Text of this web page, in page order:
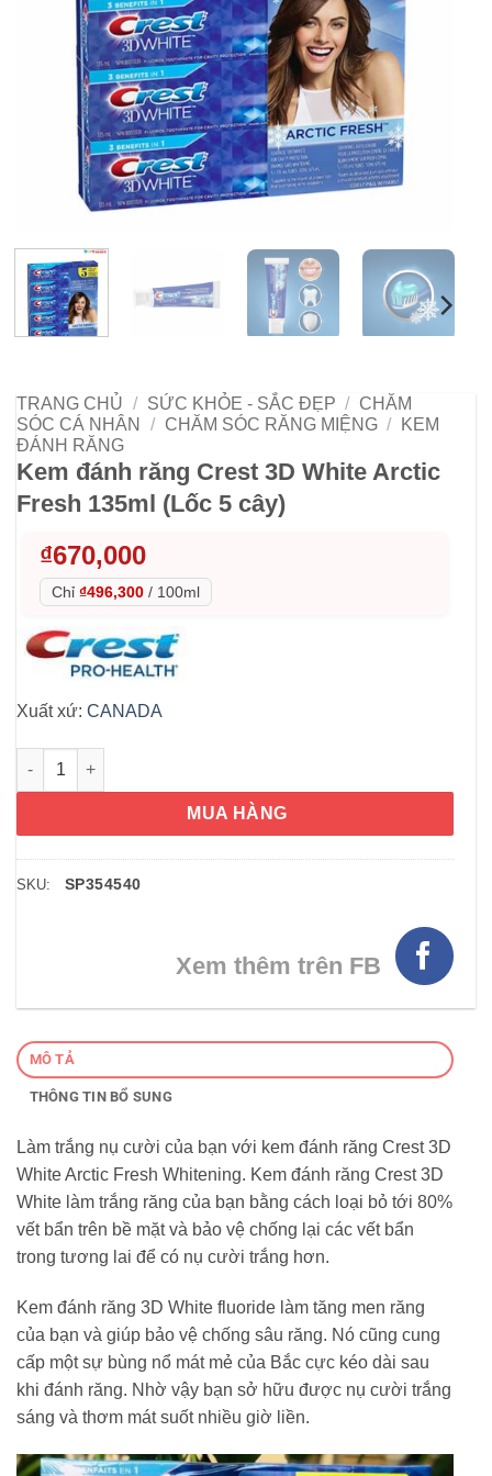
TRANG CHỦ / SỨC KHỎE - SẮC ĐẸP / CHĂM
SÓC CÁ NHÂN
/ CHĂM SÓC RĂNG MIỆNG /
KEM
ĐÁNH RĂNG
Kem đánh răng Crest 3D White Arctic
Fresh 135ml (Lốc 5 cây)
₫670,000
Chỉ ₫496,300 / 100ml
Xuất xứ: CANADA
Kem đánh răng Crest 3D White Arctic Fresh 135ml (Lốc 5 cây)
MUA HÀNG
SKU: SP354540
Xem thêm trên FB
MÔ TẢ
THÔNG TIN BỔ SUNG
Làm trắng nụ cười của bạn với kem đánh răng Crest 3D
White Arctic Fresh Whitening. Kem đánh răng Crest 3D
White làm trắng răng của bạn bằng cách loại bỏ tới 80%
vết bẩn trên bề mặt và bảo vệ chống lại các vết bẩn
trong tương lai để có nụ cười trắng hơn.
Kem đánh răng 3D White fluoride làm tăng men răng
của bạn và giúp bảo vệ chống sâu răng. Nó cũng cung
cấp một sự bùng nổ mát mẻ của Bắc cực kéo dài sau
khi đánh răng. Nhờ vậy bạn sở hữu được nụ cười trắng
sáng và thơm mát suốt nhiều giờ liền.